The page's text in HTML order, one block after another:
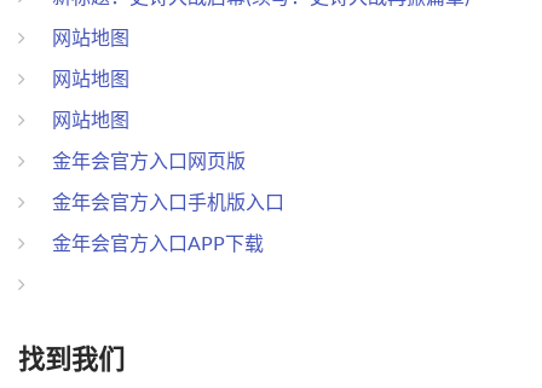
网站地图
网站地图
网站地图
金年会官方入口网页版
金年会官方入口手机版入口
金年会官方入口APP下载
找到我们